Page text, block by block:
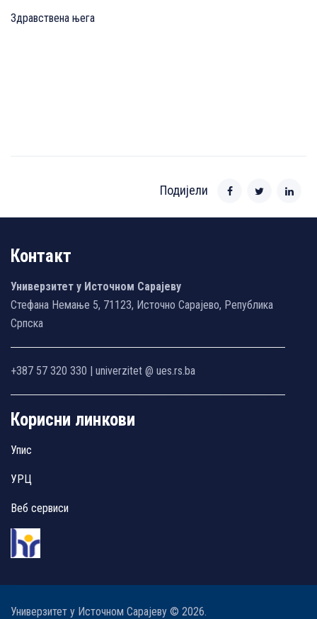
Здравствена њега
Подијели
Контакт
Универзитет у Источном Сарајеву
Стефана Немање 5, 71123, Источно Сарајево, Република
Српска
+387 57 320 330 | univerzitet @ ues.rs.ba
Корисни линкови
Упис
УРЦ
Веб сервиси
Универзитет у Источном Сарајеву © 2026.